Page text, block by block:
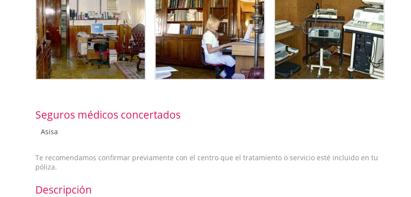
Seguros médicos concertados
Asisa
Te recomendamos confirmar previamente con el centro que el tratamiento o servicio esté incluido en tu
póliza.
Descripción